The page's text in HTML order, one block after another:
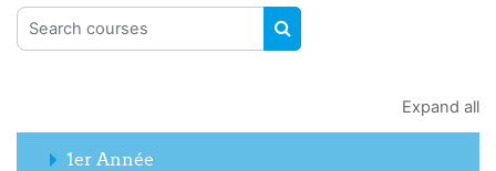
Search courses
SEARCH COURSES
Expand all
1er Année